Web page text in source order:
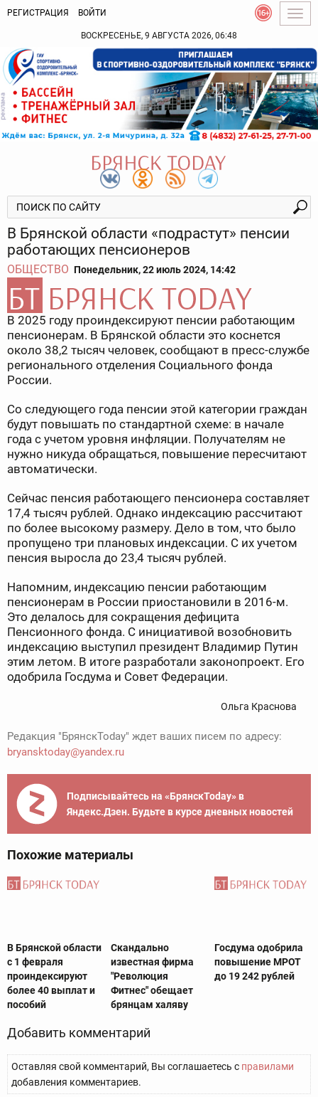
РЕГИСТРАЦИЯ ВОЙТИ
ВОСКРЕСЕНЬЕ, 9 АВГУСТА 2026, 06:48
В Брянской области «подрастут» пенсии
работающих пенсионеров
ОБЩЕСТВО Понедельник, 22 июль 2024, 14:42
В 2025 году проиндексируют пенсии работающим
пенсионерам. В Брянской области это коснется
около 38,2 тысяч человек, сообщают в пресс-службе
регионального отделения Социального фонда
России.
Со следующего года пенсии этой категории граждан
будут повышать по стандартной схеме: в начале
года с учетом уровня инфляции. Получателям не
нужно никуда обращаться, повышение пересчитают
автоматически.
Сейчас пенсия работающего пенсионера составляет
17,4 тысяч рублей. Однако индексацию рассчитают
по более высокому размеру. Дело в том, что было
пропущено три плановых индексации. С их учетом
пенсия выросла до 23,4 тысяч рублей.
Напомним, индексацию пенсии работающим
пенсионерам в России приостановили в 2016-м.
Это делалось для сокращения дефицита
Пенсионного фонда. С инициативой возобновить
индексацию выступил президент Владимир Путин
этим летом. В итоге разработали законопроект. Его
одобрила Госдума и Совет Федерации.
Ольга Краснова
Редакция "БрянскToday" ждет ваших писем по адресу:
bryansktoday@yandex.ru
Подписывайтесь на «БрянскToday» в
Яндекс.Дзен. Будьте в курсе дневных новостей
Похожие материалы
В Брянской области
с 1 февраля
проиндексируют
более 40 выплат и
пособий
Скандально
известная фирма
"Революция
Фитнес" обещает
брянцам халяву
Госдума одобрила
повышение МРОТ
до 19 242 рублей
Добавить комментарий
Оставляя свой комментарий, Вы соглашаетесь с правилами
добавления комментариев.